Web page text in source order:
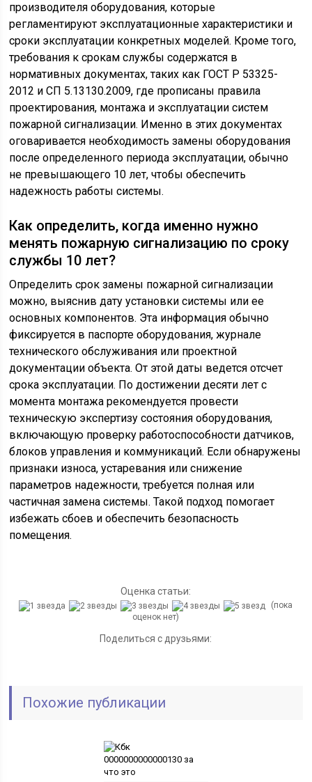
производителя оборудования, которые
регламентируют эксплуатационные характеристики и
сроки эксплуатации конкретных моделей. Кроме того,
требования к срокам службы содержатся в
нормативных документах, таких как ГОСТ Р 53325-
2012 и СП 5.13130.2009, где прописаны правила
проектирования, монтажа и эксплуатации систем
пожарной сигнализации. Именно в этих документах
оговаривается необходимость замены оборудования
после определенного периода эксплуатации, обычно
не превышающего 10 лет, чтобы обеспечить
надежность работы системы.
Как определить, когда именно нужно
менять пожарную сигнализацию по сроку
службы 10 лет?
Определить срок замены пожарной сигнализации
можно, выяснив дату установки системы или ее
основных компонентов. Эта информация обычно
фиксируется в паспорте оборудования, журнале
технического обслуживания или проектной
документации объекта. От этой даты ведется отсчет
срока эксплуатации. По достижении десяти лет с
момента монтажа рекомендуется провести
техническую экспертизу состояния оборудования,
включающую проверку работоспособности датчиков,
блоков управления и коммуникаций. Если обнаружены
признаки износа, устаревания или снижение
параметров надежности, требуется полная или
частичная замена системы. Такой подход помогает
избежать сбоев и обеспечить безопасность
помещения.
Оценка статьи:
(пока
оценок нет)
Поделиться с друзьями:
Похожие публикации